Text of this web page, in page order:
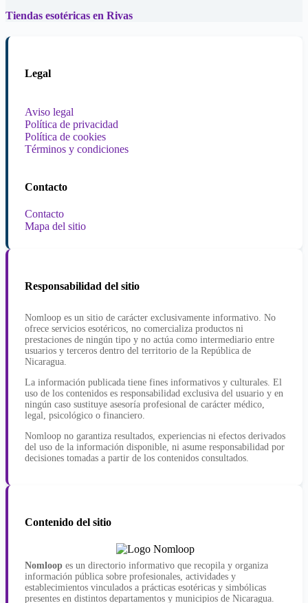
Tiendas esotéricas en Rivas
Legal
Aviso legal
Política de privacidad
Política de cookies
Términos y condiciones
Contacto
Contacto
Mapa del sitio
Responsabilidad del sitio
Nomloop es un sitio de carácter exclusivamente informativo. No
ofrece servicios esotéricos, no comercializa productos ni
prestaciones de ningún tipo y no actúa como intermediario entre
usuarios y terceros dentro del territorio de la República de
Nicaragua.
La información publicada tiene fines informativos y culturales. El
uso de los contenidos es responsabilidad exclusiva del usuario y en
ningún caso sustituye asesoría profesional de carácter médico,
legal, psicológico o financiero.
Nomloop no garantiza resultados, experiencias ni efectos derivados
del uso de la información disponible, ni asume responsabilidad por
decisiones tomadas a partir de los contenidos consultados.
Contenido del sitio
Nomloop es un directorio informativo que recopila y organiza
información pública sobre profesionales, actividades y
establecimientos vinculados a prácticas esotéricas y simbólicas
presentes en distintos departamentos y municipios de Nicaragua.